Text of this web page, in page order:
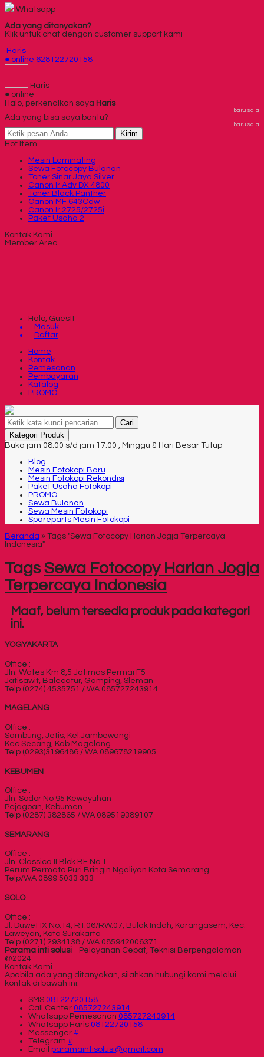
Whatsapp
Ada yang ditanyakan?
Klik untuk chat dengan customer support kami
Haris
● online 628122720158
Haris
● online
Halo, perkenalkan saya Haris
baru saja
Ada yang bisa saya bantu?
baru saja
Kirim
Hot Item
Mesin Laminating
Sewa Fotocopy Bulanan
Toner Sinar Jaya Silver
Canon Ir Adv DX 4800
Toner Black Panther
Canon MF 643Cdw
Canon Ir 2725/2725i
Paket Usaha 2
Kontak Kami
Member Area
Halo, Guest!
Masuk
Daftar
Home
Kontak
Pemesanan
Pembayaran
Katalog
PROMO
Cari
Kategori Produk
Buka jam 08.00 s/d jam 17.00 , Minggu & Hari Besar Tutup
Blog
Mesin Fotokopi Baru
Mesin Fotokopi Rekondisi
Paket Usaha Fotokopi
PROMO
Sewa Bulanan
Sewa Mesin Fotokopi
Spareparts Mesin Fotokopi
Beranda » Tags "Sewa Fotocopy Harian Jogja Terpercaya
Indonesia"
TagsSewa Fotocopy Harian Jogja
Terpercaya Indonesia
Maaf, belum tersedia produk pada kategori
ini.
YOGYAKARTA
Office :
Jln. Wates Km 8,5 Jatimas Permai F5
Jatisawit, Balecatur, Gamping, Sleman
Telp (0274) 4535751 / WA 085727243914
MAGELANG
Office :
Sambung, Jetis, Kel.Jambewangi
Kec.Secang, Kab.Magelang
Telp (0293)3196486 / WA 089678219905
KEBUMEN
Office :
Jln. Sodor No 95 Kewayuhan
Pejagoan, Kebumen
Telp (0287) 382865 / WA 089519389107
SEMARANG
Office :
Jln. Classica II Blok BE No.1
Perum Permata Puri Bringin Ngaliyan Kota Semarang
Telp/WA 0899 5033 333
SOLO
Office :
Jl. Duwet IX No.14, RT.06/RW.07, Bulak Indah, Karangasem, Kec.
Laweyan, Kota Surakarta
Telp (0271) 2934138 / WA 085942006371
Parama inti solusi - Pelayanan Cepat, Teknisi Berpengalaman
@2024
Kontak Kami
Apabila ada yang ditanyakan, silahkan hubungi kami melalui
kontak di bawah ini.
SMS 08122720158
Call Center 085727243914
Whatsapp Pemesanan 085727243914
Whatsapp Haris 08122720158
Messenger #
Telegram #
Email paramaintisolusi@gmail.com